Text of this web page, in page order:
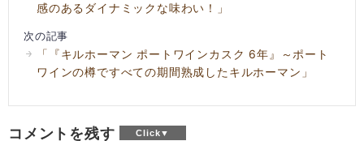
感のあるダイナミックな味わい！」
次の記事
「『キルホーマン ポートワインカスク 6年』～ポート
ワインの樽ですべての期間熟成したキルホーマン」
コメントを残す